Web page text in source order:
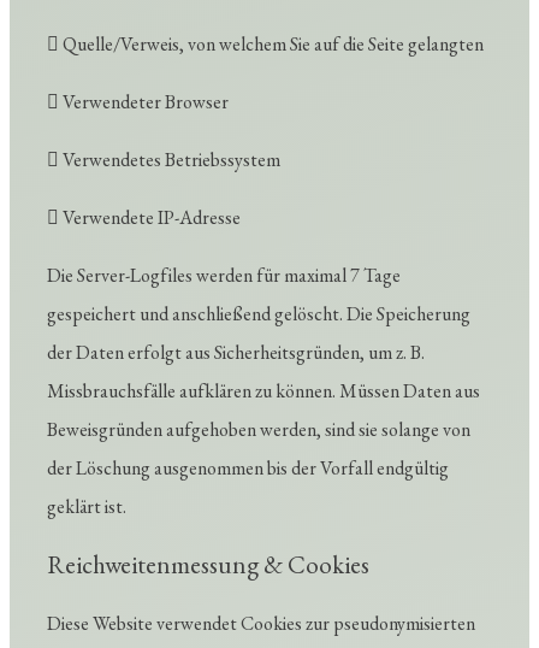
 Quelle/Verweis, von welchem Sie auf die Seite gelangten
 Verwendeter Browser
 Verwendetes Betriebssystem
 Verwendete IP-Adresse
Die Server-Logfiles werden für maximal 7 Tage
gespeichert und anschließend gelöscht. Die Speicherung
der Daten erfolgt aus Sicherheitsgründen, um z. B.
Missbrauchsfälle aufklären zu können. Müssen Daten aus
Beweisgründen aufgehoben werden, sind sie solange von
der Löschung ausgenommen bis der Vorfall endgültig
geklärt ist.
Reichweitenmessung & Cookies
Diese Website verwendet Cookies zur pseudonymisierten